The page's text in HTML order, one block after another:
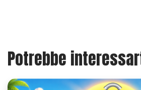
Potrebbe